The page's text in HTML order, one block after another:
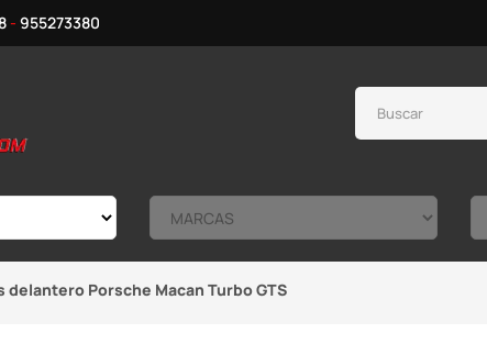
- 955273380
delantero Porsche Macan Turbo GTS